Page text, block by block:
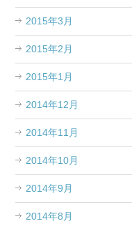
2015年3月
2015年2月
2015年1月
2014年12月
2014年11月
2014年10月
2014年9月
2014年8月